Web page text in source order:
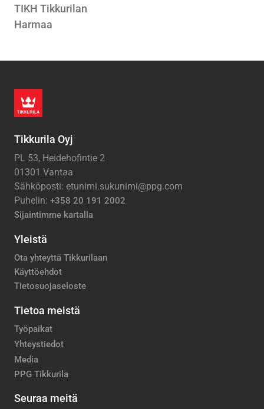
TIKH Tikkurilan
Harmaa
Tikkurila Oyj
PL 53, Heidehofintie 2
01301 Vantaa
Sähköposti: etunimi.sukunimi@ppg.com
Puhelin: +358 20 191 2002
Sijaintimme kartalla
Yleistä
Ota yhteyttä Tikkurilaan
Käyttöehdot
Tietosuojaseloste
Tietoa meistä
Työpaikat
Yhteystiedot
Media
PPG Tikkurila
Seuraa meitä